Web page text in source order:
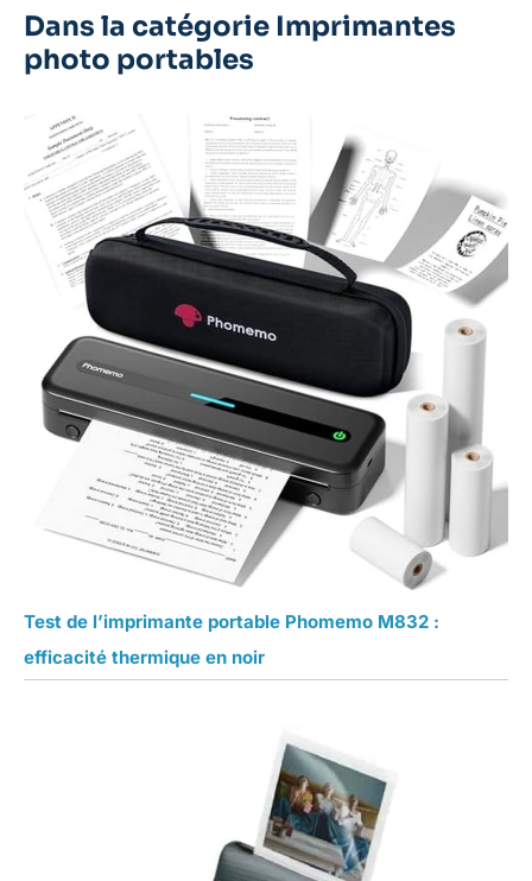
Dans la catégorie Imprimantes
photo portables
Test de l’imprimante portable Phomemo M832 :
efficacité thermique en noir